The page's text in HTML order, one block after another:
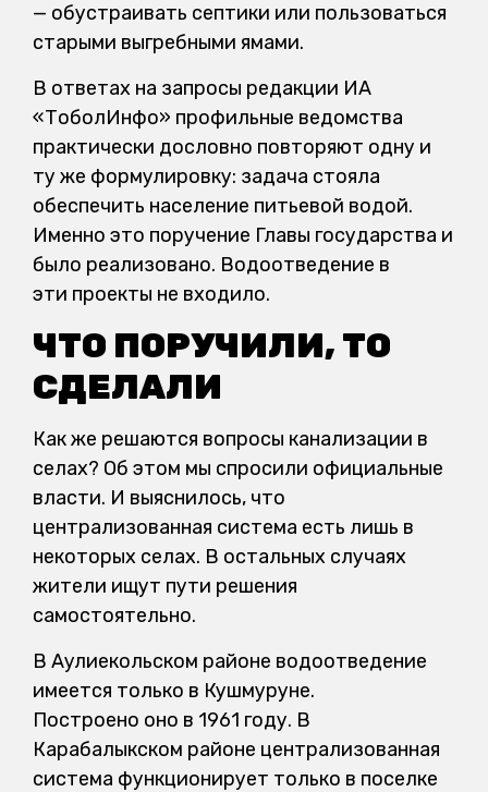
— обустраивать септики или пользоваться
старыми выгребными ямами.
В ответах на запросы редакции ИА
«ТоболИнфо» профильные ведомства
практически дословно повторяют одну и
ту же формулировку: задача стояла
обеспечить население питьевой водой.
Именно это поручение Главы государства и
было реализовано. Водоотведение в
эти проекты не входило.
ЧТО ПОРУЧИЛИ, ТО
СДЕЛАЛИ
Как же решаются вопросы канализации в
селах? Об этом мы спросили официальные
власти. И выяснилось, что
централизованная система есть лишь в
некоторых селах. В остальных случаях
жители ищут пути решения
самостоятельно.
В Аулиекольском районе водоотведение
имеется только в Кушмуруне.
Построено оно в 1961 году. В
Карабалыкском районе централизованная
система функционирует только в поселке